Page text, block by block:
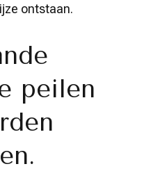
ontstaan.
peilen